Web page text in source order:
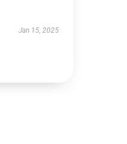
Jan 15, 2025